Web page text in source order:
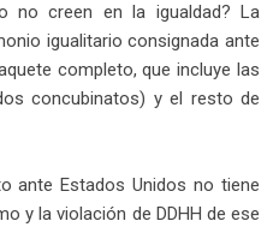
no creen en la igualdad? La
igualitario consignada ante
completo, que incluye las
concubinatos) y el resto de
ante Estados Unidos no tiene
y la violación de DDHH de ese